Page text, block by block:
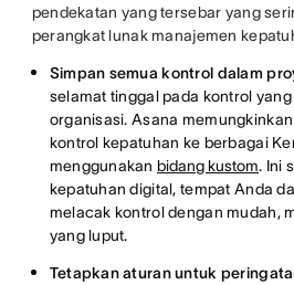
pendekatan yang tersebar yang
perangkat lunak manajemen
Simpan semua kontrol dalam
selamat tinggal pada kontrol
organisasi. Asana
kontrol kepatuhan ke berbagai
menggunakanbidang kustom. Ini
kepatuhan digital, tempat Anda
melacak kontrol dengan mudah,
yang luput.
Tetapkan aturan untuk